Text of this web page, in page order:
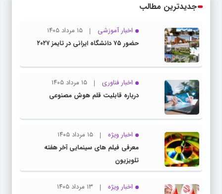
جدیدترین مطالب
اخبار آموزشی
۱۵ مرداد ۱۴۰۵
حضور ۷۵ دانشگاه ایرانی در تایمز ۲۰۲۷
اخبار فناوری
۱۵ مرداد ۱۴۰۵
درباره قابلیت قلم هوش مصنوعی
اخبار ویژه
۱۵ مرداد ۱۴۰۵
معرفی فیلم های سینمایی آخر هفته
تلویزیون
اخبار ویژه
۱۳ مرداد ۱۴۰۵